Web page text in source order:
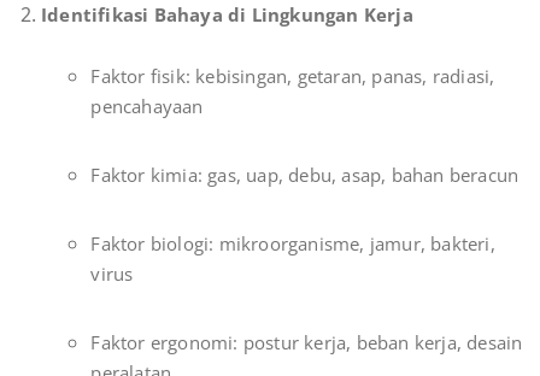
Identifikasi Bahaya di Lingkungan Kerja
Faktor fisik: kebisingan, getaran, panas, radiasi,
pencahayaan
Faktor kimia: gas, uap, debu, asap, bahan beracun
Faktor biologi: mikroorganisme, jamur, bakteri,
virus
Faktor ergonomi: postur kerja, beban kerja, desain